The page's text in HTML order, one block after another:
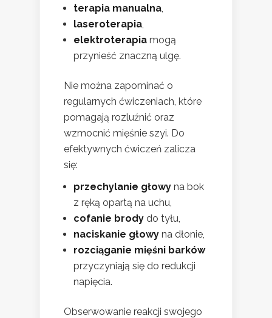
terapia manualna
laseroterapia
elektroterapia mogą
przynieść znaczną ulgę.
Nie można zapominać o
regularnych ćwiczeniach, które
pomagają rozluźnić oraz
wzmocnić mięśnie szyi. Do
efektywnych ćwiczeń zalicza
się:
przechylanie głowy na bok
z ręką opartą na uchu,
cofanie brody do tyłu,
naciskanie głowy na dłonie,
rozciąganie mięśni barków
przyczyniają się do redukcji
napięcia.
Obserwowanie reakcji swojego